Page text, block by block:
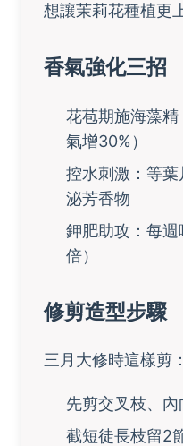
想讓茉莉花種植更
香氣強化三招
花苞期施海藻
氣增30%）
控水刺激：等
泌芳香物
鉀肥助攻：每
倍）
修剪造型步驟
三月大修時這樣剪：
先剪交叉枝、內
截短徒長枝留2